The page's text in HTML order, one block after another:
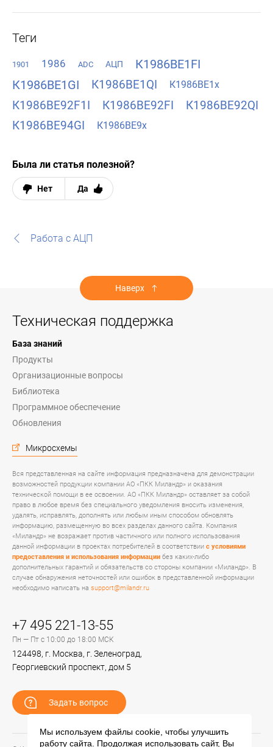
Теги
1901 1986 ADC АЦП
К1986ВЕ1FI
К1986ВЕ1GI
К1986ВЕ1QI К1986ВЕ1x
К1986ВЕ92F1I К1986ВЕ92FI
К1986ВЕ92QI
К1986ВЕ94GI
К1986ВЕ9x
Была ли статья полезной?
Нет Да
Работа с АЦП
Наверх
Техническая поддержка
База знаний
Продукты
Организационные вопросы
Библиотека
Программное обеспечение
Обновления
Микросхемы
Вся представленная на сайте информация предназначена для демонстрации
возможностей продукции компании АО «ПКК Миландр» и оказания
технической помощи в ее освоении. АО «ПКК Миландр» оставляет за собой
право в любое время без специального уведомления вносить изменения,
удалять, исправлять, дополнять или любым иным способом обновлять
информацию, размещенную во всех разделах данного сайта. Компания
«Миландр» не возражает против частичного или полного использования
данной информации в проектах потребителей в соответствии с условиями
предоставления и использования информации без каких-либо
дополнительных гарантий и обязательств со стороны компании «Миландр». В
случае обнаружения неточностей или ошибок в представленной информации
необходимо написать на support@milandr.ru
+7 495 221-13-55
Пн — Пт с 10:00 до 18:00 МСК
124498, г. Москва, г. Зеленоград,
Георгиевский проспект, дом 5
Задать вопрос
Мы используем файлы cookie, чтобы улучшить
работу сайта. Продолжая использовать сайт, Вы